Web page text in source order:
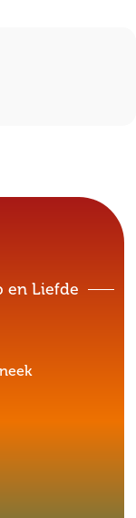
en Liefde